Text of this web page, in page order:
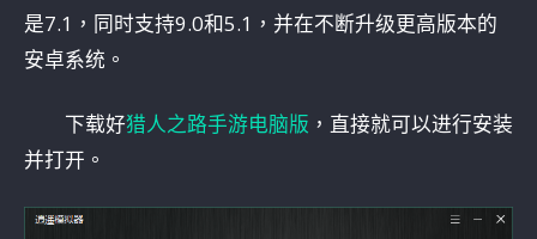
是7.1，同时支持9.0和5.1，并在不断升级更高版本的
安卓系统。
下载好猎人之路手游电脑版 ，直接就可以进行安装
并打开。